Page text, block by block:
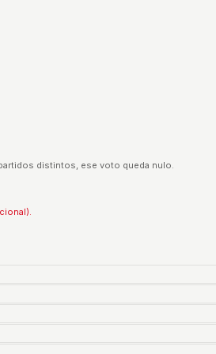
distintos, ese voto queda nulo.